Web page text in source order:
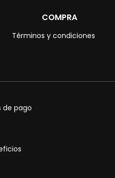
COMPRA
Términos y condiciones
de pago